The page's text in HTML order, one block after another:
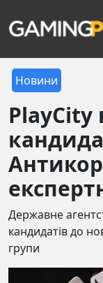
Новини
PlayCity
Державне
кандидатів до
групи